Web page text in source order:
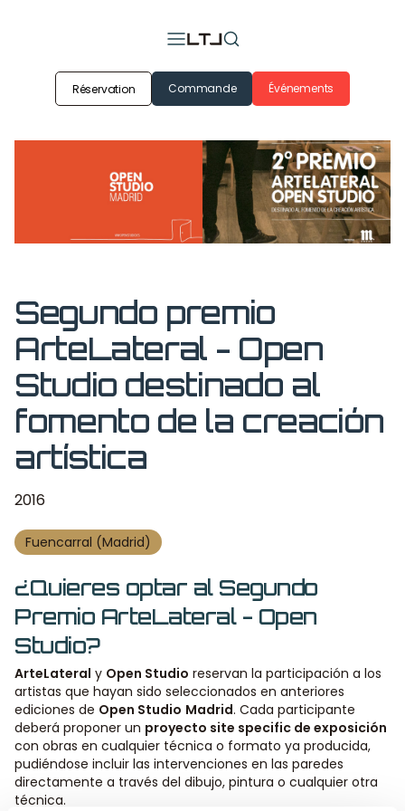
Réservation Commande Événements
Segundo premio
ArteLateral - Open
Studio destinado al
fomento de la creación
artística
2016
Fuencarral (Madrid)
¿Quieres optar al Segundo
Premio ArteLateral - Open
Studio?
ArteLateral y Open Studio reservan la participación a los
artistas que hayan sido seleccionados en anteriores
ediciones de Open Studio Madrid. Cada participante
deberá proponer un proyecto site specific de exposición
con obras en cualquier técnica o formato ya producida,
pudiéndose incluir las intervenciones en las paredes
directamente a través del dibujo, pintura o cualquier otra
técnica.